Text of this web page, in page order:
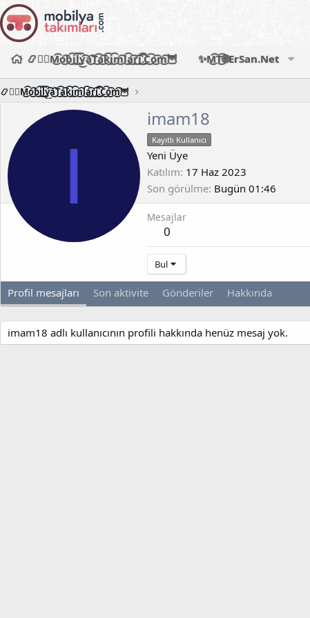
📿🧙‍♂️M͜͡o͜͡b͜͡i͜͡l͜͡y͜͡a͜͡T͜͡a͜͡k͜͡i͜͡m͜͡l͜͡a͜͡r͜͡i͜͡.͜͡C͜͡o͜͡m͜͡🦉 ✨M͜͡T͜͡🌐ErSan.Net
📿🧙‍♂️M͜͡o͜͡b͜͡i͜͡l͜͡y͜͡a͜͡T͜͡a͜͡k͜͡i͜͡m͜͡l͜͡a͜͡r͜͡i͜͡.͜͡C͜͡o͜͡m͜͡🦉
I
imam18
Kayıtlı Kullanıcı
Yeni Üye
Katılım 17 Haz 2023
Son görülme Bugün 01:46
Mesajlar
0
Bul
Profil mesajları Son aktivite Gönderiler Hakkında
imam18 adlı kullanıcının profili hakkında henüz mesaj yok.